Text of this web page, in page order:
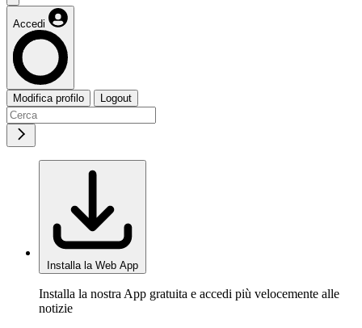
Accedi
Modifica profilo Logout
Installa la Web App
Installa la nostra App gratuita e accedi più velocemente alle
notizie